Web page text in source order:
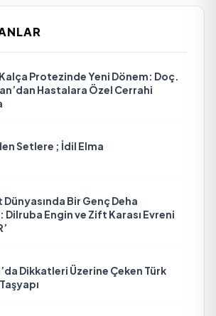
Protezinde Yeni Dönem: Doç.
Hastalara Özel Cerrahi
Setlere ; İdil Elma
Bir Genç Deha
Engin ve Zift Karası Evreni
Dikkatleri Üzerine Çeken Türk